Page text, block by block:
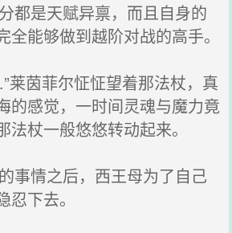
都是天赋异禀，而且自身的
全能够做到越阶对战的高手。
茵菲尔怔怔望着那法杖，真
的感觉，一时间灵魂与魔力竟
法杖一般悠悠转动起来。
事情之后，西王母为了自己
下去。